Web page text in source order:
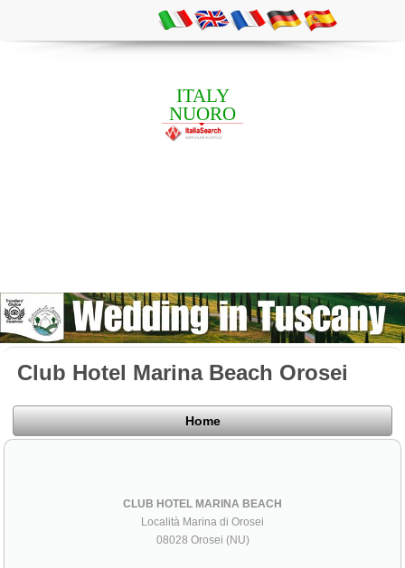
ITALY
NUORO
Club Hotel Marina Beach Orosei
Home
CLUB HOTEL MARINA BEACH
Località Marina di Orosei
08028 Orosei (NU)